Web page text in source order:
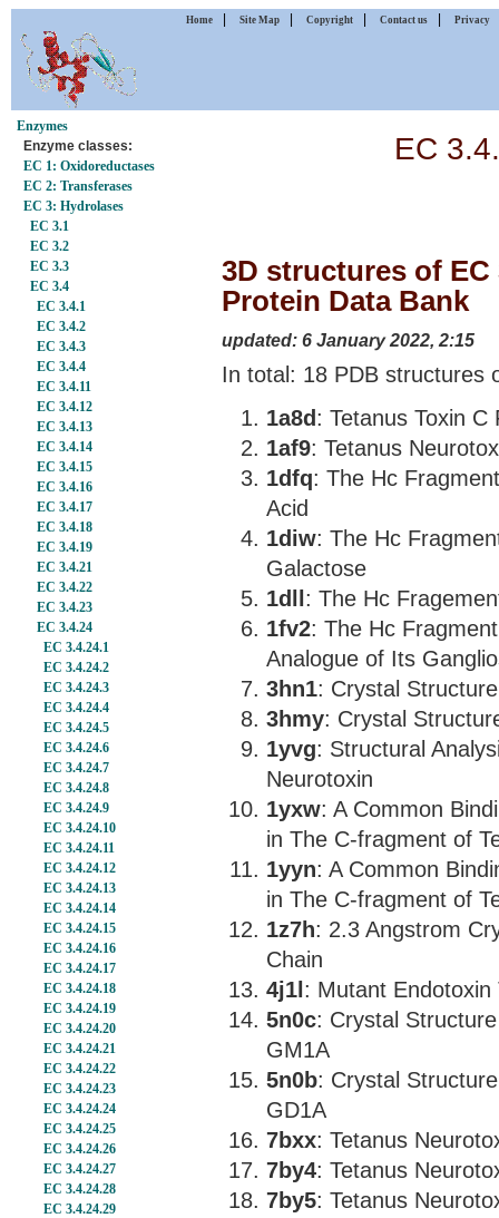
Home Site Map Copyright Contact us Privacy
Enzymes
Enzyme classes:
EC 1: Oxidoreductases
EC 2: Transferases
EC 3: Hydrolases
EC 3.1
EC 3.2
EC 3.3
EC 3.4
EC 3.4.1
EC 3.4.2
EC 3.4.3
EC 3.4.4
EC 3.4.11
EC 3.4.12
EC 3.4.13
EC 3.4.14
EC 3.4.15
EC 3.4.16
EC 3.4.17
EC 3.4.18
EC 3.4.19
EC 3.4.21
EC 3.4.22
EC 3.4.23
EC 3.4.24
EC 3.4.24.1
EC 3.4.24.2
EC 3.4.24.3
EC 3.4.24.4
EC 3.4.24.5
EC 3.4.24.6
EC 3.4.24.7
EC 3.4.24.8
EC 3.4.24.9
EC 3.4.24.10
EC 3.4.24.11
EC 3.4.24.12
EC 3.4.24.13
EC 3.4.24.14
EC 3.4.24.15
EC 3.4.24.16
EC 3.4.24.17
EC 3.4.24.18
EC 3.4.24.19
EC 3.4.24.20
EC 3.4.24.21
EC 3.4.24.22
EC 3.4.24.23
EC 3.4.24.24
EC 3.4.24.25
EC 3.4.24.26
EC 3.4.24.27
EC 3.4.24.28
EC 3.4.24.29
EC
3D structures of
Protein Data Bank
updated: 6 January 2022, 2:15
In total: 18 PDB structures
1a8d : Tetanus Toxin C
1af9: Tetanus
1dfq: The Hc
Acid
1diw: The Hc
Galactose
1dll : The Hc
1fv2: The Hc
Analogue of Its
3hn1: Crystal
3hmy: Crystal
1yvg: Structural
Neurotoxin
1yxw: A Common
in The C-fragment of
1yyn: A Common
in The C-fragment of
1z7h: 2.3 Angstrom
Chain
4j1l : Mutant Endotoxin
5n0c: Crystal
GM1A
5n0b: Crystal
GD1A
7bxx: Tetanus
7by4: Tetanus
7by5: Tetanus